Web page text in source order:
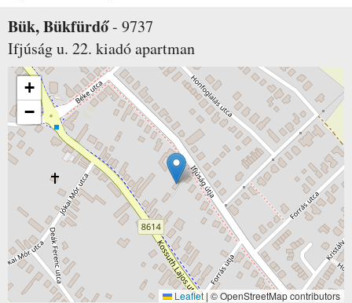
Bük, Bükfürdő- 9737
Ifjúság u. 22. kiadó apartman
+
−
Leaflet | © OpenStreetMap contributors